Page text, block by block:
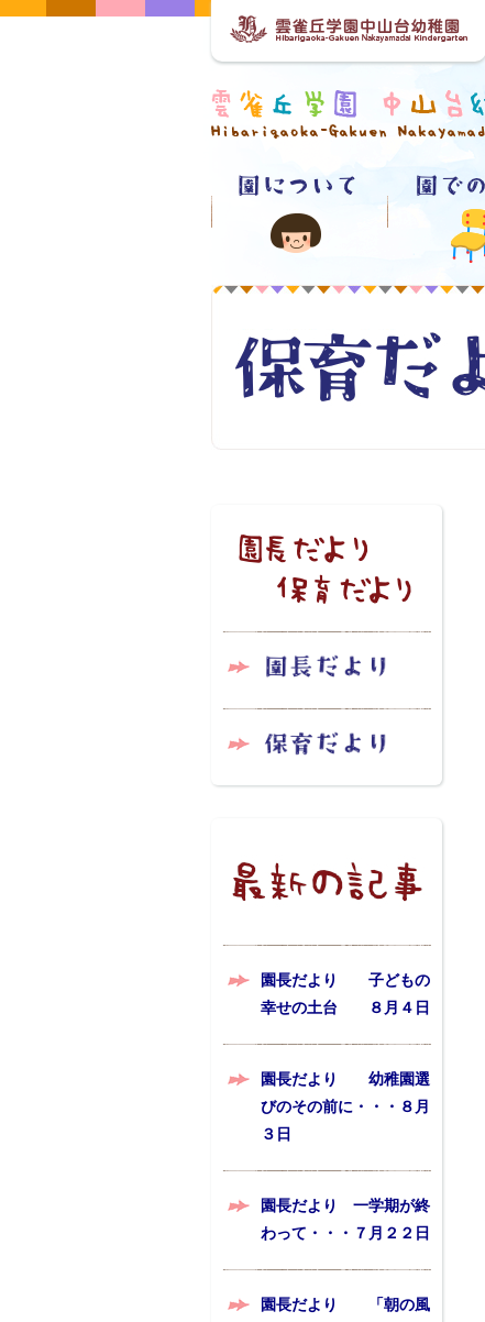
園長だより 子どもの
幸せの土台 ８月４日
園長だより 幼稚園選
びのその前に・・・８月
３日
園長だより 一学期が終
わって・・・７月２２日
園長だより 「朝の風